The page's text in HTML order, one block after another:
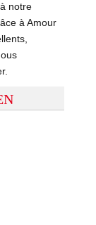
notre
à Amour